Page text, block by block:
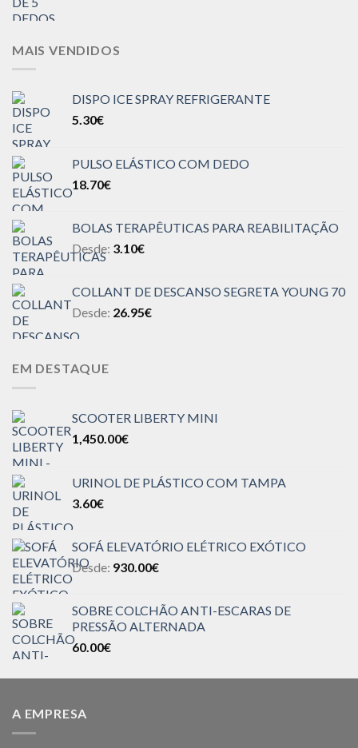
MAIS VENDIDOS
DISPO ICE SPRAY REFRIGERANTE
5.30€
PULSO ELÁSTICO COM DEDO
18.70€
BOLAS TERAPÊUTICAS PARA REABILITAÇÃO
Desde: 3.10€
COLLANT DE DESCANSO SEGRETA YOUNG 70
Desde: 26.95€
EM DESTAQUE
SCOOTER LIBERTY MINI
1,450.00€
URINOL DE PLÁSTICO COM TAMPA
3.60€
SOFÁ ELEVATÓRIO ELÉTRICO EXÓTICO
Desde: 930.00€
SOBRE COLCHÃO ANTI-ESCARAS DE
PRESSÃO ALTERNADA
60.00€
A EMPRESA